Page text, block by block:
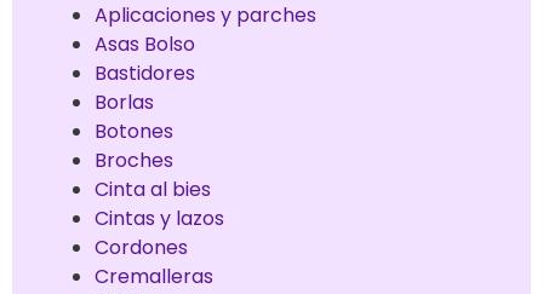
Aplicaciones y parches
Asas Bolso
Bastidores
Borlas
Botones
Broches
Cinta al bies
Cintas y lazos
Cordones
Cremalleras